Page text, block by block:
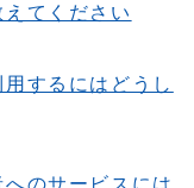
てください
するにはどうし
のサービスには